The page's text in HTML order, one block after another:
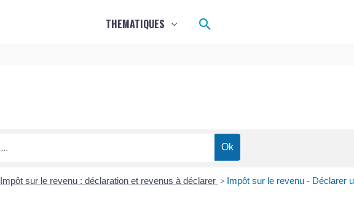
THEMATIQUES Rechercher
Impôt sur le revenu : déclaration et revenus à déclarer > Impôt sur le revenu - Déclarer